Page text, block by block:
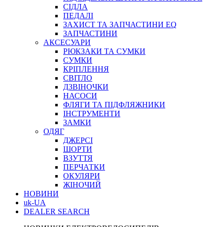
СІДЛА
ПЕДАЛІ
ЗАХИСТ ТА ЗАПЧАСТИНИ EQ
ЗАПЧАСТИНИ
АКСЕСУАРИ
РЮКЗАКИ ТА СУМКИ
СУМКИ
КРІПЛЕННЯ
СВІТЛО
ДЗВІНОЧКИ
НАСОСИ
ФЛЯГИ ТА ПІДФЛЯЖНИКИ
ІНСТРУМЕНТИ
ЗАМКИ
ОДЯГ
ДЖЕРСІ
ШОРТИ
ВЗУТТЯ
ПЕРЧАТКИ
ОКУЛЯРИ
ЖІНОЧИЙ
НОВИНИ
uk-UA
DEALER SEARCH